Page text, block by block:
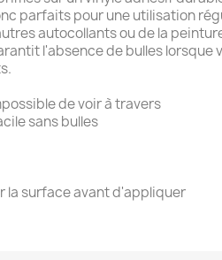
parfaits pour une utilisation
autocollants ou de la
l'absence de bulles lorsque
de voir à travers
sans bulles
la surface avant d'appliquer